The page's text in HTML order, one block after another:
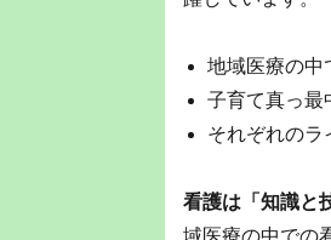
地域医療の中
子育て真っ最
それぞれのラ
看護は「知識と
域医療の中での